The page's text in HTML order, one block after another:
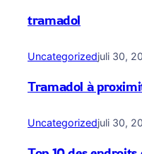
tramadol
Uncategorizedjuli 30,
Tramadol à
Uncategorizedjuli 30,